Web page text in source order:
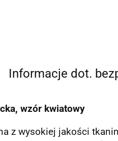
Informacje dot.
wzór kwiatowy
z wysokiej jakości